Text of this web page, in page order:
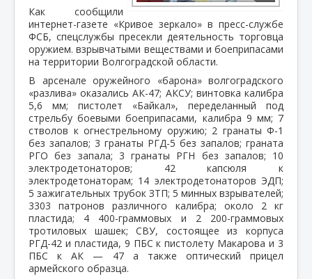
Как сообщили
интернет-газете «Кривое зеркало» в пресс-службе
ФСБ, спецслужбы пресекли деятельность торговца
оружием. взрывчатыми веществами и боеприпасами
на территории Волгоградской области.
В арсенале оружейного «барона» волгоградского
«разлива» оказались АК-47; АКСУ; винтовка калибра
5,6 мм; пистолет «Байкал», переделанный под
стрельбу боевыми боеприпасами, калибра 9 мм; 7
стволов к огнестрельному оружию; 2 гранаты Ф-1
без запалов; 3 гранаты РГД-5 без запалов; граната
РГО без запала; 3 гранаты РГН без запалов; 10
электродетонаторов; 42 капсюля к
электродетонаторам; 14 электродетонаторов ЭДП;
5 зажигательных трубок ЗТП; 5 минных взрывателей;
3303 патронов различного калибра; около 2 кг
пластида; 4 400-граммовых и 2 200-граммовых
тротиловых шашек; СВУ, состоящее из корпуса
РГД-42 и пластида, 9 ПБС к пистолету Макарова и 3
ПБС к АК — 47 а также оптический прицел
армейского образца.